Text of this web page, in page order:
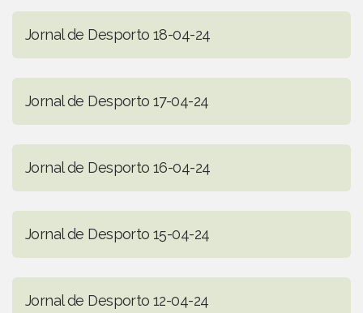
Jornal de Desporto 18-04-24
Jornal de Desporto 17-04-24
Jornal de Desporto 16-04-24
Jornal de Desporto 15-04-24
Jornal de Desporto 12-04-24